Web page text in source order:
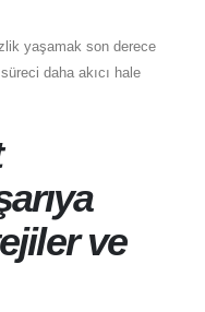
yaşamak son derece
daha akıcı hale
ve